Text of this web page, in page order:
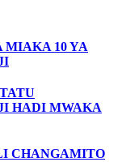
10 YA
HADI MWAKA
CHANGAMITO